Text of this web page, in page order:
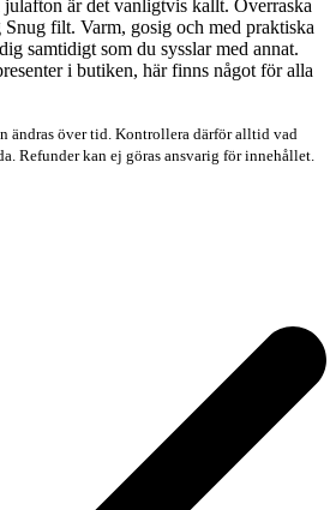
julafton är det vanligtvis kallt. Överraska
Snug filt. Varm, gosig och med praktiska
samtidigt som du sysslar med annat.
i butiken, här finns något för alla
ändras över tid. Kontrollera därför alltid vad
Refunder kan ej göras ansvarig för innehållet.